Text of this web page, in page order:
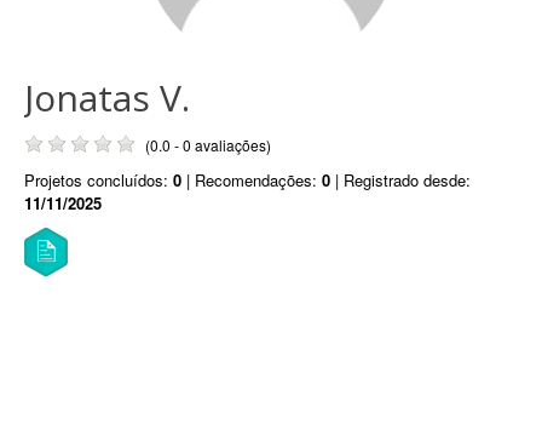
Jonatas V.
(0.0 - 0 avaliações)
Projetos concluídos: 0 | Recomendações: 0 | Registrado desde:
11/11/2025